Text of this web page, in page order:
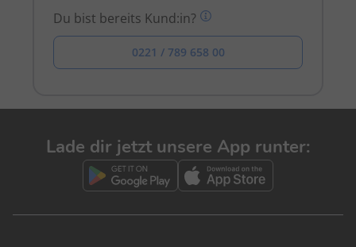
Du bist bereits Kund:in?
0221 / 789 658 00
Lade dir jetzt unsere App runter: